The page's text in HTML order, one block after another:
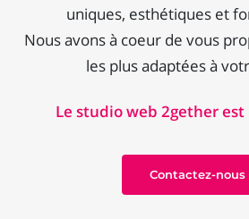
uniques, esthétiques et
Nous avons à coeur de vous
les plus adaptées à
Le studio web 2gether est
Contactez-nous